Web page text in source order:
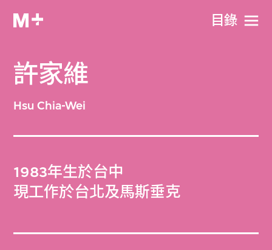
目​錄
許家維
Hsu Chia-Wei
1983年生於台中
現工作於台北及馬斯垂克